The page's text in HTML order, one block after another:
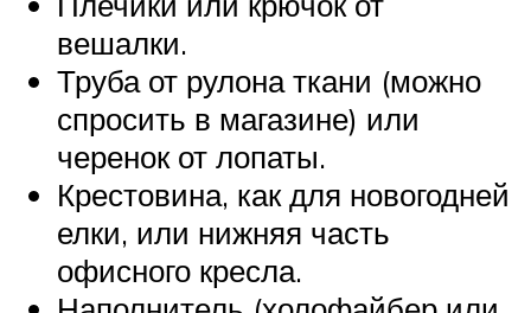
вешалки.
Труба от рулона ткани (можно
спросить в магазине) или
черенок от лопаты.
Крестовина, как для новогодней
елки, или нижняя часть
офисного кресла.